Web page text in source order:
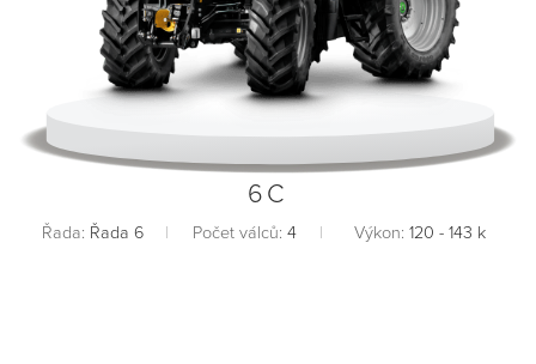
6C
Řada: Řada 6 Počet válců: 4 Výkon: 120 - 143 k